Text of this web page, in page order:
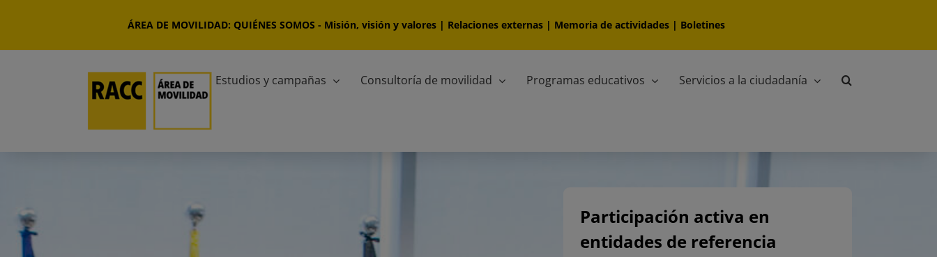
ÁREA DE MOVILIDAD: QUIÉNES SOMOS - Misión, visión y valores| Relaciones externas| Memoria de actividades| Boletines
Estudios y campañas Consultoría de movilidad Programas educativos Servicios a la ciudadanía
Participación activa en
entidades de referencia